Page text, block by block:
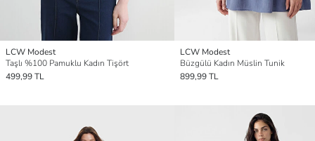
LCW Modest
Taşlı %100 Pamuklu Kadın Tişört
499,99 TL
LCW Modest
Büzgülü Kadın Müslin Tunik
899,99 TL